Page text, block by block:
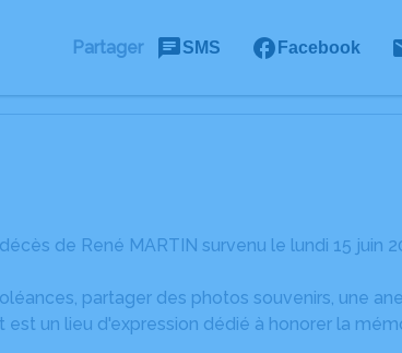
Partager SMS Facebook
de René MARTIN survenu le lundi 15 juin
partager des photos souvenirs, une
un lieu d'expression dédié à honorer la